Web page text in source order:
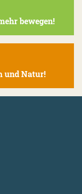
bewegen!
und Natur!
scrollen